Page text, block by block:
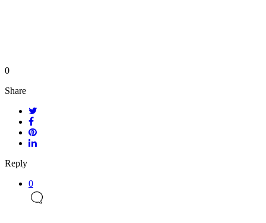
0
Share
Reply
0